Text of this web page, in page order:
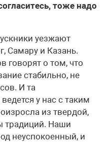
тоже надо
уезжают
Самару и Казань.
говорят о том, что
стабильно, не
И та
у нас с таким
из твердой,
традиций. Наши
неуспокоенный, и